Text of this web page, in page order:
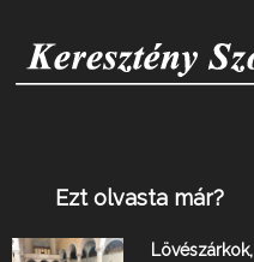
Ezt olvasta már?